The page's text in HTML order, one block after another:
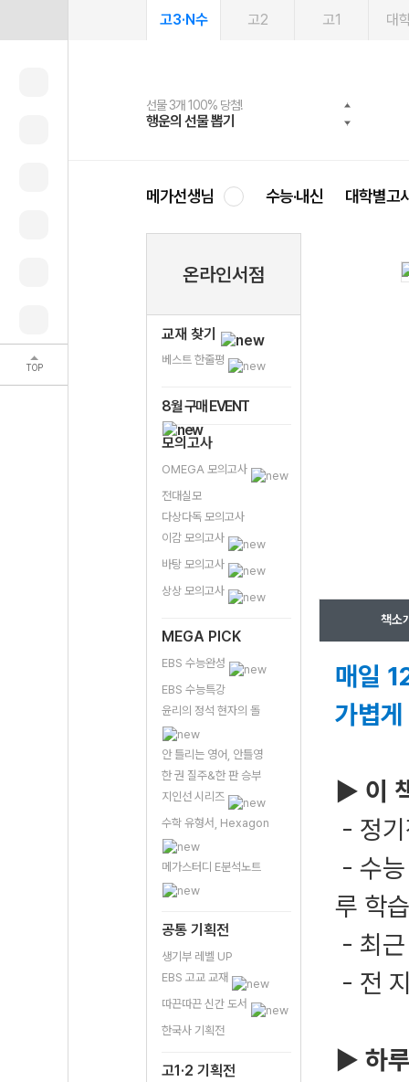
TOP
고3·N수 고2 고1 대
선물 3개 100% 당첨!
행운의 선물 뽑기
선물 100% 증정!
메가스터디 X 올리브
여름방학 스터디 캐시백
메가런 썸머스쿨
2027 러셀 단과
강사 공개선발
스마트러닝앱
설문 EVENT
메가패스
3일 무료 체험권
메가패스 수강생 무료혜택!
메가클럽 멤버십
사회공헌 캠페인
희망이룸 메가나눔
메가선생님 수능·내신 대학별고
온라인서점
교재 찾기
베스트 한줄평
8월 구매 EVENT
모의고사
OMEGA 모의고사
전대실모
다상다독 모의고사
이감 모의고사
바탕 모의고사
상상 모의고사
MEGA PICK
EBS 수능완성
EBS 수능특강
윤리의 정석 현자의 돌
안 틀리는 영어, 안틀영
한 권 질주&한 판 승부
지인선 시리즈
수학 유형서, Hexagon
메가스터디 E분석노트
공통 기획전
생기부 레벨 UP
EBS 고교 교재
따끈따끈 신간 도서
한국사 기획전
고1·2 기획전
책소
매일
가볍
▶ 이
- 정
- 수
루 학습
- 최
- 전
▶ 하